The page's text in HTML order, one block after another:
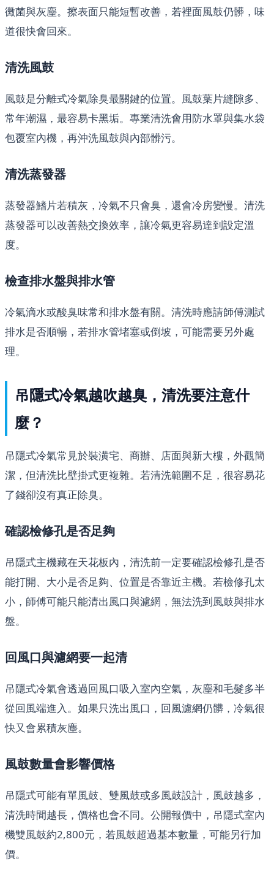
黴菌與灰塵。擦表面只能短暫改善，若裡面風鼓仍髒，味
道很快會回來。
清洗風鼓
風鼓是分離式冷氣除臭最關鍵的位置。風鼓葉片縫隙多、
常年潮濕，最容易卡黑垢。專業清洗會用防水罩與集水袋
包覆室內機，再沖洗風鼓與內部髒污。
清洗蒸發器
蒸發器鰭片若積灰，冷氣不只會臭，還會冷房變慢。清洗
蒸發器可以改善熱交換效率，讓冷氣更容易達到設定溫
度。
檢查排水盤與排水管
冷氣滴水或酸臭味常和排水盤有關。清洗時應請師傅測試
排水是否順暢，若排水管堵塞或倒坡，可能需要另外處
理。
吊隱式冷氣越吹越臭，清洗要注意什
麼？
吊隱式冷氣常見於裝潢宅、商辦、店面與新大樓，外觀簡
潔，但清洗比壁掛式更複雜。若清洗範圍不足，很容易花
了錢卻沒有真正除臭。
確認檢修孔是否足夠
吊隱式主機藏在天花板內，清洗前一定要確認檢修孔是否
能打開、大小是否足夠、位置是否靠近主機。若檢修孔太
小，師傅可能只能清出風口與濾網，無法洗到風鼓與排水
盤。
回風口與濾網要一起清
吊隱式冷氣會透過回風口吸入室內空氣，灰塵和毛髮多半
從回風端進入。如果只洗出風口，回風濾網仍髒，冷氣很
快又會累積灰塵。
風鼓數量會影響價格
吊隱式可能有單風鼓、雙風鼓或多風鼓設計，風鼓越多，
清洗時間越長，價格也會不同。公開報價中，吊隱式室內
機雙風鼓約2,800元，若風鼓超過基本數量，可能另行加
價。